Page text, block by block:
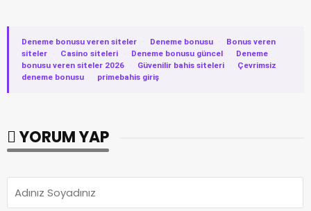
Deneme bonusu veren siteler · Deneme bonusu ·
Bonus veren
siteler
· Casino siteleri · Deneme bonusu güncel ·
Deneme
bonusu veren siteler 2026
· Güvenilir bahis siteleri ·
Çevrimsiz
deneme bonusu
· primebahis giriş
YORUM YAP